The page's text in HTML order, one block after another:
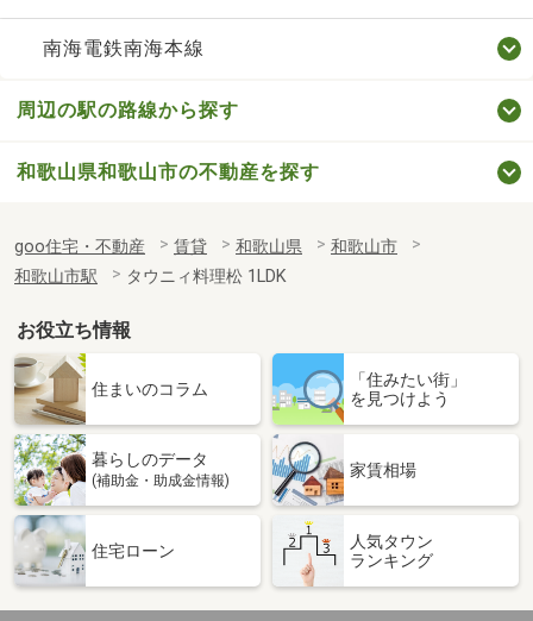
南海電鉄南海本線
周辺の駅の路線から探す
和歌山県和歌山市の不動産を探す
goo住宅・不動産 賃貸 和歌山県
和歌山市
和歌山市駅
タウニィ料理松 1LDK
お役立ち情報
住まいのコラム
「住みたい街」
を見つけよう
暮らしのデータ
(補助金・助成金情報)
家賃相場
住宅ローン
人気タウン
ランキング